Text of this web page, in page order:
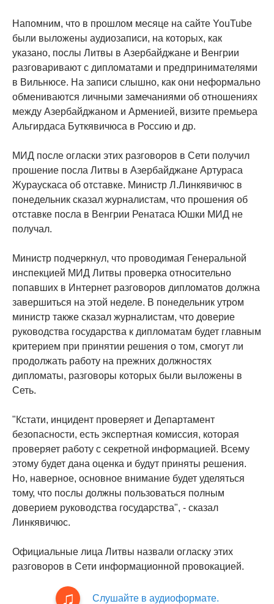
Напомним, что в прошлом месяце на сайте YouTube
были выложены аудиозаписи, на которых, как
указано, послы Литвы в Азербайджане и Венгрии
разговаривают с дипломатами и предпринимателями
в Вильнюсе. На записи слышно, как они неформально
обмениваются личными замечаниями об отношениях
между Азербайджаном и Арменией, визите премьера
Альгирдаса Буткявичюса в Россию и др.
МИД после огласки этих разговоров в Сети получил
прошение посла Литвы в Азербайджане Артураса
Жураускаса об отставке. Министр Л.Линкявичюс в
понедельник сказал журналистам, что прошения об
отставке посла в Венгрии Ренатаса Юшки МИД не
получал.
Министр подчеркнул, что проводимая Генеральной
инспекцией МИД Литвы проверка относительно
попавших в Интернет разговоров дипломатов должна
завершиться на этой неделе. В понедельник утром
министр также сказал журналистам, что доверие
руководства государства к дипломатам будет главным
критерием при принятии решения о том, смогут ли
продолжать работу на прежних должностях
дипломаты, разговоры которых были выложены в
Сеть.
"Кстати, инцидент проверяет и Департамент
безопасности, есть экспертная комиссия, которая
проверяет работу с секретной информацией. Всему
этому будет дана оценка и будут приняты решения.
Но, наверное, основное внимание будет уделяться
тому, что послы должны пользоваться полным
доверием руководства государства", - сказал
Линкявичюс.
Официальные лица Литвы назвали огласку этих
разговоров в Сети информационной провокацией.
Слушайте в аудиоформате.